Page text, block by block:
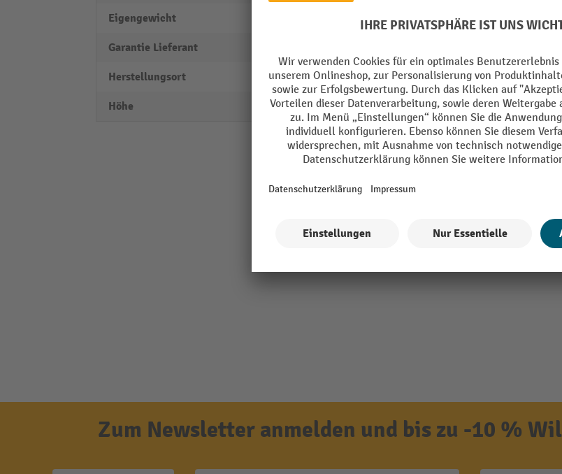
Eigengewicht
Garantie Lieferant
Herstellungsort Made in Germany
Höhe 55 mm
Material
RAL Farbe
Segment
Zum Newsletter anmelden und bis zu -10 %